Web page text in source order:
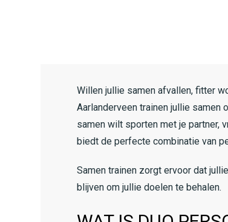
Willen jullie samen afvallen, fitter
Aarlanderveen trainen jullie samen
samen wilt sporten met je partner,
biedt de perfecte combinatie van
Samen trainen zorgt ervoor dat
blijven om jullie doelen te behalen.